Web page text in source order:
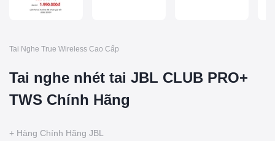
Tai Nghe True Wireless Cao Cấp
Tai nghe nhét tai JBL CLUB PRO+
TWS Chính Hãng
+ Hàng Chính Hãng JBL